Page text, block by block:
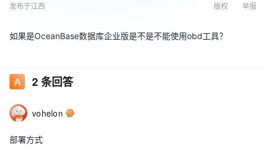
发布于江西
举报
版权
如果是OceanBase数据库企业版是不是不能使用obd工具？
2条回答
vohelon
部署方式